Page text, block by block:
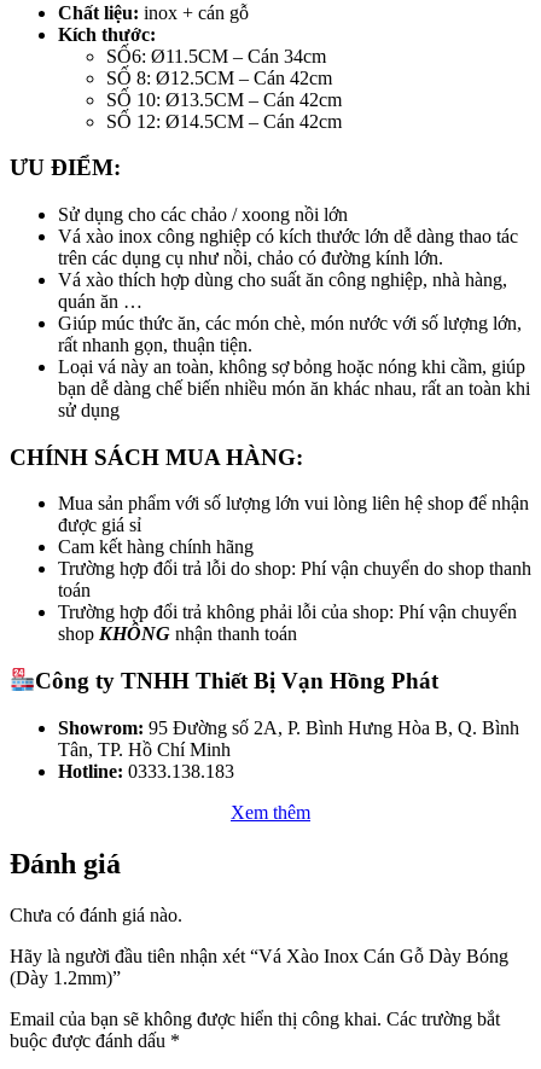
Chất liệu: inox + cán gỗ
Kích thước:
SỐ6: Ø11.5CM – Cán 34cm
SỐ 8: Ø12.5CM – Cán 42cm
SỐ 10: Ø13.5CM – Cán 42cm
SỐ 12: Ø14.5CM – Cán 42cm
ƯU ĐIỂM:
Sử dụng cho các chảo / xoong nồi lớn
Vá xào inox công nghiệp có kích thước lớn dễ dàng thao tác
trên các dụng cụ như nồi, chảo có đường kính lớn.
Vá xào thích hợp dùng cho suất ăn công nghiệp, nhà hàng,
quán ăn …
Giúp múc thức ăn, các món chè, món nước với số lượng lớn,
rất nhanh gọn, thuận tiện.
Loại vá này an toàn, không sợ bỏng hoặc nóng khi cầm, giúp
bạn dễ dàng chế biến nhiều món ăn khác nhau, rất an toàn khi
sử dụng
CHÍNH SÁCH MUA HÀNG:
Mua sản phẩm với số lượng lớn vui lòng liên hệ shop để nhận
được giá sỉ
Cam kết hàng chính hãng
Trường hợp đổi trả lỗi do shop: Phí vận chuyển do shop thanh
toán
Trường hợp đổi trả không phải lỗi của shop: Phí vận chuyển
shop KHÔNG nhận thanh toán
Công ty TNHH Thiết Bị Vạn Hồng Phát
Showrom: 95 Đường số 2A, P. Bình Hưng Hòa B, Q. Bình
Tân, TP. Hồ Chí Minh
Hotline: 0333.138.183
Xem thêm
Đánh giá
Chưa có đánh giá nào.
Hãy là người đầu tiên nhận xét “Vá Xào Inox Cán Gỗ Dày Bóng
(Dày 1.2mm)”
Email của bạn sẽ không được hiển thị công khai. Các trường bắt
buộc được đánh dấu *